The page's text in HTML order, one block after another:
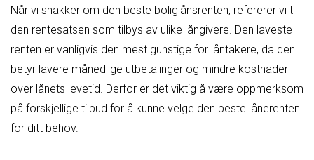
Når vi snakker om den beste boliglånsrenten, refererer vi til
den rentesatsen som tilbys av ulike långivere. Den laveste
renten er vanligvis den mest gunstige for låntakere, da den
betyr lavere månedlige utbetalinger og mindre kostnader
over lånets levetid. Derfor er det viktig å være oppmerksom
på forskjellige tilbud for å kunne velge den beste lånerenten
for ditt behov.